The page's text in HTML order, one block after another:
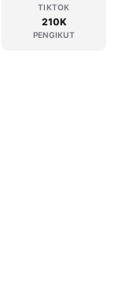
TIKTOK
210K
PENGIKUT